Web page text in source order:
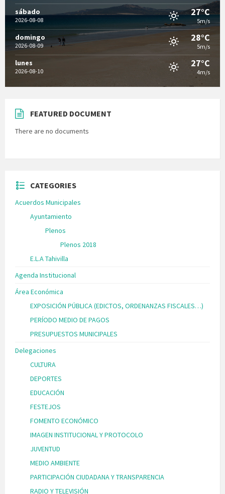
sábado
2026-08-08
27°C
5m/s
domingo
2026-08-09
28°C
5m/s
lunes
2026-08-10
27°C
4m/s
FEATURED DOCUMENT
There are no documents
CATEGORIES
Acuerdos Municipales
Ayuntamiento
Plenos
Plenos 2018
E.L.A Tahivilla
Agenda Institucional
Área Económica
EXPOSICIÓN PÚBLICA (EDICTOS, ORDENANZAS FISCALES…)
PERÍODO MEDIO DE PAGOS
PRESUPUESTOS MUNICIPALES
Delegaciones
CULTURA
DEPORTES
EDUCACIÓN
FESTEJOS
FOMENTO ECONÓMICO
IMAGEN INSTITUCIONAL Y PROTOCOLO
JUVENTUD
MEDIO AMBIENTE
PARTICIPACIÓN CIUDADANA Y TRANSPARENCIA
RADIO Y TELEVISIÓN